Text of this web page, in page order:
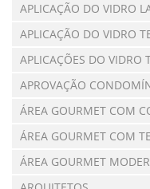
APLICAÇÃO DO VIDRO
APLICAÇÃO DO VIDRO
APLICAÇÕES DO VIDRO
APROVAÇÃO
ÁREA GOURMET COM
ÁREA GOURMET COM
ÁREA GOURMET